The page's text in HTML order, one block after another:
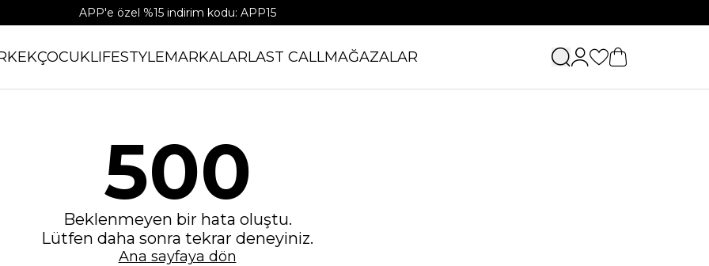
APP'e özel %15 indirim kodu: APP15
ÇOCUKLIFESTYLEMARKALARLAST CALLMAĞAZALAR
500
Beklenmeyen bir hata oluştu.
Lütfen daha sonra tekrar deneyiniz.
Ana sayfaya dön